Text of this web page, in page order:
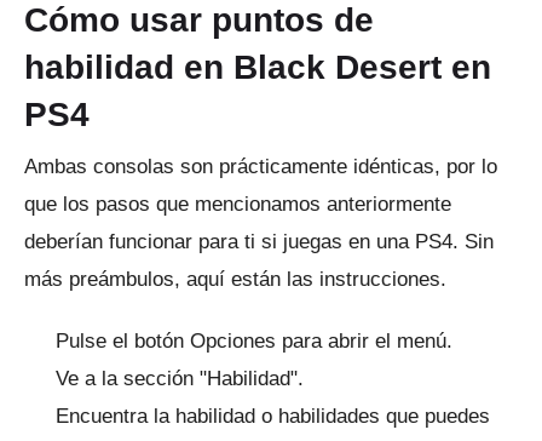
Cómo usar puntos de
habilidad en Black Desert en
PS4
Ambas consolas son prácticamente idénticas, por lo
que los pasos que mencionamos anteriormente
deberían funcionar para ti si juegas en una PS4. Sin
más preámbulos, aquí están las instrucciones.
Pulse el botón Opciones para abrir el menú.
Ve a la sección "Habilidad".
Encuentra la habilidad o habilidades que puedes